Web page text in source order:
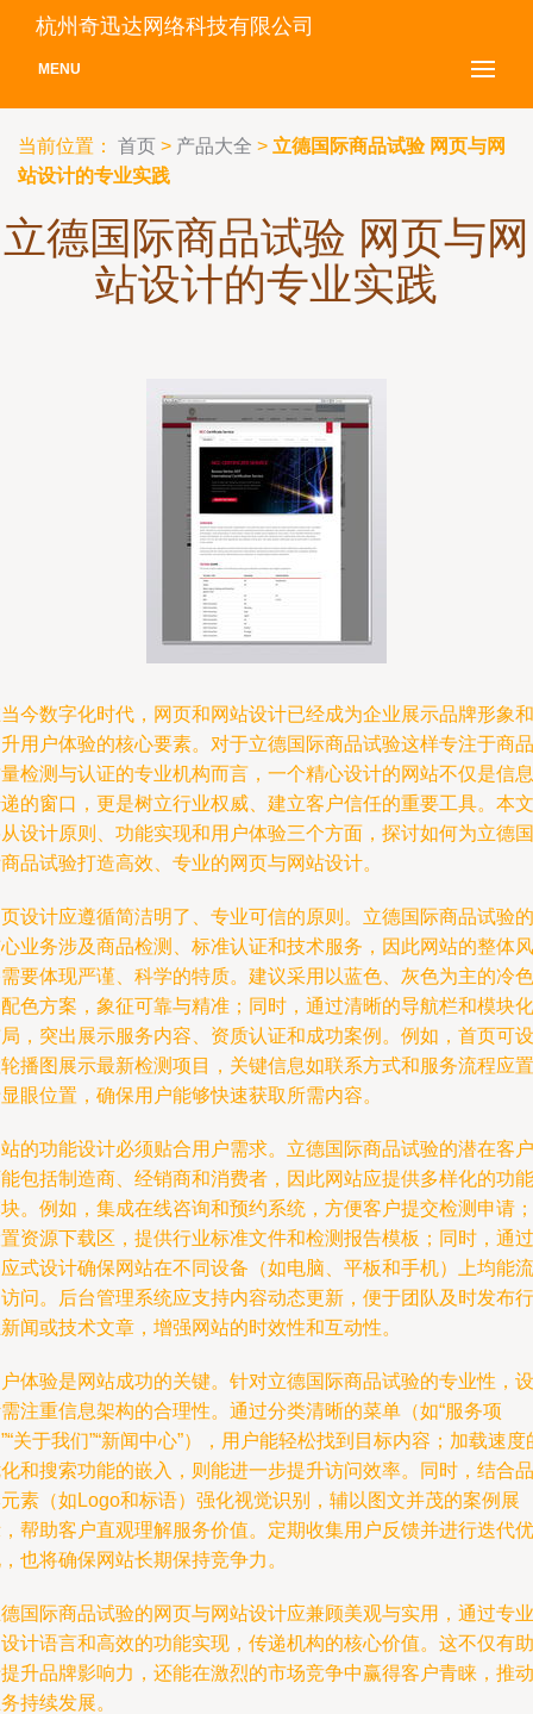
杭州奇迅达网络科技有限公司
MENU
当前位置： 首页 > 产品大全 > 立德国际商品试验 网页与网
站设计的专业实践
立德国际商品试验 网页与网
站设计的专业实践
今数字化时代，网页和网站设计已经成为企业展示品牌形象和
用户体验的核心要素。对于立德国际商品试验这样专注于商品
检测与认证的专业机构而言，一个精心设计的网站不仅是信息
的窗口，更是树立行业权威、建立客户信任的重要工具。本文
设计原则、功能实现和用户体验三个方面，探讨如何为立德国
品试验打造高效、专业的网页与网站设计。
设计应遵循简洁明了、专业可信的原则。立德国际商品试验的
业务涉及商品检测、标准认证和技术服务，因此网站的整体风
要体现严谨、科学的特质。建议采用以蓝色、灰色为主的冷色
色方案，象征可靠与精准；同时，通过清晰的导航栏和模块化
，突出展示服务内容、资质认证和成功案例。例如，首页可设
播图展示最新检测项目，关键信息如联系方式和服务流程应置
眼位置，确保用户能够快速获取所需内容。
的功能设计必须贴合用户需求。立德国际商品试验的潜在客户
包括制造商、经销商和消费者，因此网站应提供多样化的功能
。例如，集成在线咨询和预约系统，方便客户提交检测申请；
资源下载区，提供行业标准文件和检测报告模板；同时，通过
式设计确保网站在不同设备（如电脑、平板和手机）上均能流
问。后台管理系统应支持内容动态更新，便于团队及时发布行
闻或技术文章，增强网站的时效性和互动性。
体验是网站成功的关键。针对立德国际商品试验的专业性，设
注重信息架构的合理性。通过分类清晰的菜单（如“服务项
关于我们”“新闻中心”），用户能轻松找到目标内容；加载速度
和搜索功能的嵌入，则能进一步提升访问效率。同时，结合品
素（如Logo和标语）强化视觉识别，辅以图文并茂的案例展
帮助客户直观理解服务价值。定期收集用户反馈并进行迭代优
也将确保网站长期保持竞争力。
国际商品试验的网页与网站设计应兼顾美观与实用，通过专业
计语言和高效的功能实现，传递机构的核心价值。这不仅有助
升品牌影响力，还能在激烈的市场竞争中赢得客户青睐，推动
持续发展。